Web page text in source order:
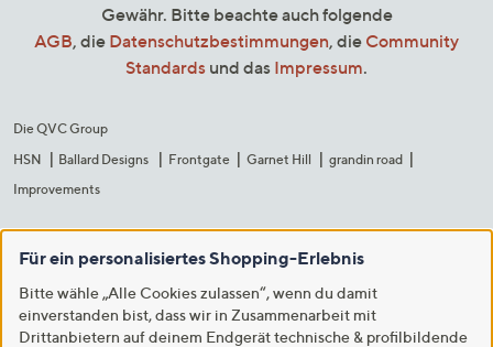
Gewähr. Bitte beachte auch folgende
AGB, die Datenschutzbestimmungen, die Community
Standards und das Impressum.
Die QVC Group
HSN
Ballard Designs Frontgate Garnet Hill
grandin road
Improvements
Für ein personalisiertes Shopping-Erlebnis
Bitte wähle „Alle Cookies zulassen“, wenn du damit
einverstanden bist, dass wir in Zusammenarbeit mit
Drittanbietern auf deinem Endgerät technische & profilbildende